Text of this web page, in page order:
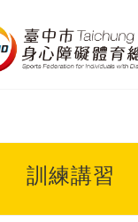
訓練講習